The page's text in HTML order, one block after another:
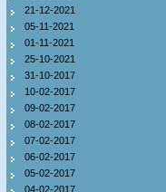
21-12-2021
05-11-2021
01-11-2021
25-10-2021
31-10-2017
10-02-2017
09-02-2017
08-02-2017
07-02-2017
06-02-2017
05-02-2017
04-02-2017